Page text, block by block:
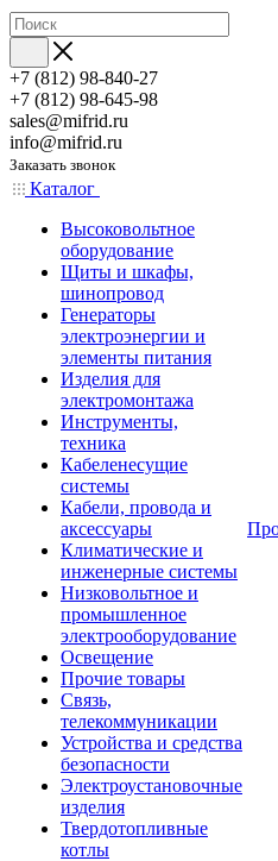
+7 (812) 98-840-27
+7 (812) 98-645-98
sales@mifrid.ru
info@mifrid.ru
Заказать звонок
Каталог
Высоковольтное
оборудование
Щиты и шкафы,
шинопровод
Генераторы
электроэнергии и
элементы питания
Изделия для
электромонтажа
Инструменты,
техника
Кабеленесущие
системы
Кабели, провода и
аксессуары
Климатические и
инженерные системы
Низковольтное и
промышленное
электрооборудование
Освещение
Прочие товары
Связь,
телекоммуникации
Устройства и средства
безопасности
Электроустановочные
изделия
Твердотопливные
котлы